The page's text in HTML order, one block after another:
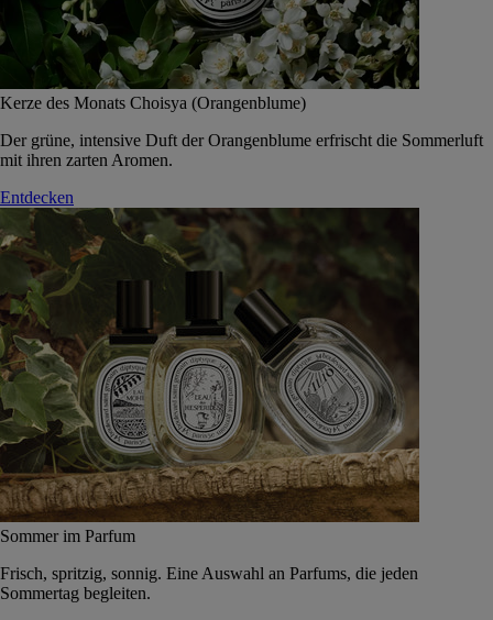
Kerze des Monats Choisya (Orangenblume)
Der grüne, intensive Duft der Orangenblume erfrischt die Sommerluft
mit ihren zarten Aromen.
Entdecken
Sommer im Parfum
Frisch, spritzig, sonnig. Eine Auswahl an Parfums, die jeden
Sommertag begleiten.